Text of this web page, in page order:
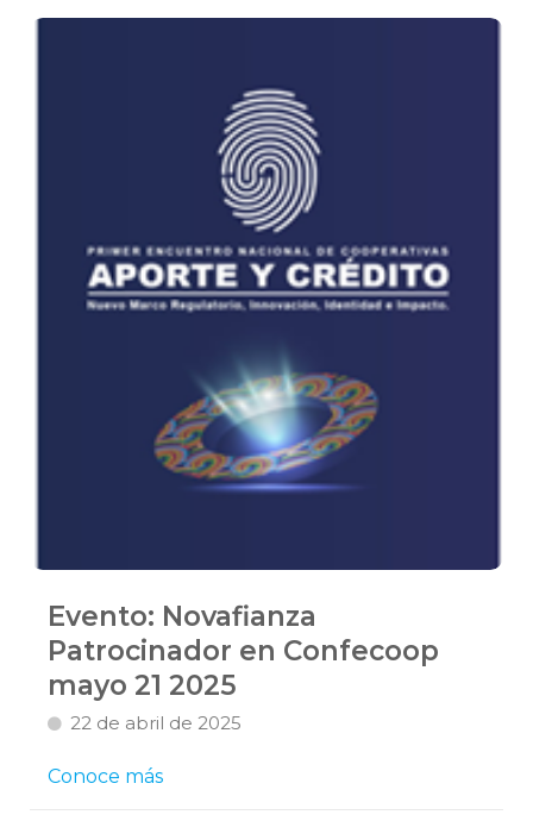
Evento: Novafianza
Patrocinador en Confecoop
mayo 21 2025
22 de abril de 2025
Conoce más